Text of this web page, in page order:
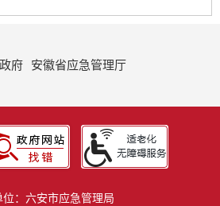
府
安徽省应急管理厅
位：六安市应急管理局